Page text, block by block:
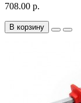
708.00 р.
В корзину